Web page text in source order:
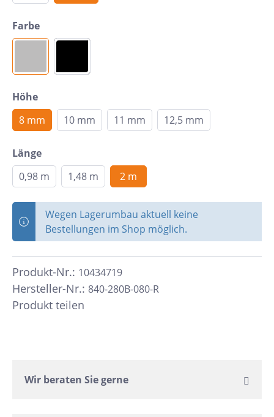
Farbe
Höhe
8 mm
10 mm 11 mm 12,5 mm
Länge
0,98 m
1,48 m 2 m
Wegen Lagerumbau aktuell keine
Bestellungen im Shop möglich.
Hersteller-Nr.: 840-280B-080-R
Produkt-Nr.: 10434719
Produkt teilen
Wir beraten Sie gerne